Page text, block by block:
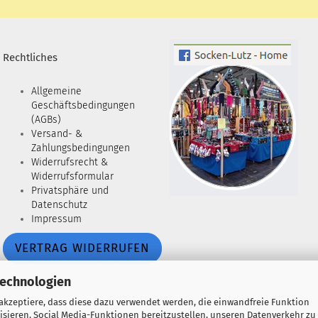
dass diese dazu verwendet werden, die einwandfreie Funktion
Social Media-Funktionen bereitzustellen, unseren Datenverkehr zu
Rechtliches
Allgemeine
Geschäftsbedingungen
(AGBs)
Versand- &
Zahlungsbedingungen
Widerrufsrecht &
Widerrufsformular
Privatsphäre und
Datenschutz
Impressum
VERTRAG WIDERRUFEN